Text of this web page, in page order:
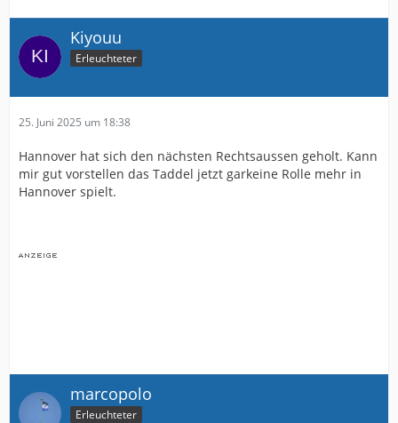
Kiyouu
Erleuchteter
25. Juni 2025 um 18:38
Hannover hat sich den nächsten Rechtsaussen geholt. Kann
mir gut vorstellen das Taddel jetzt garkeine Rolle mehr in
Hannover spielt.
marcopolo
Erleuchteter